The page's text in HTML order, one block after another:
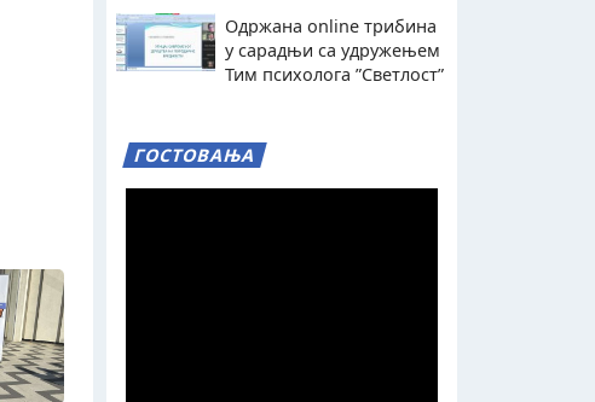
Одржана online трибина
у сарадњи са удружењем
Тим психолога ”Светлост”
ГОСТОВАЊА